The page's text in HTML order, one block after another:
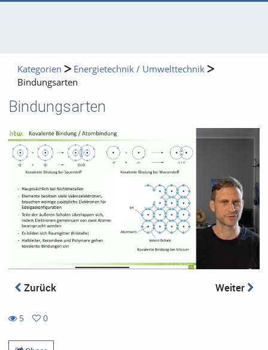
Kategorien
Energietechnik / Umwelttechnik
Bindungsarten
Bindungsarten
Zurück Weiter
5
views
0
favorites